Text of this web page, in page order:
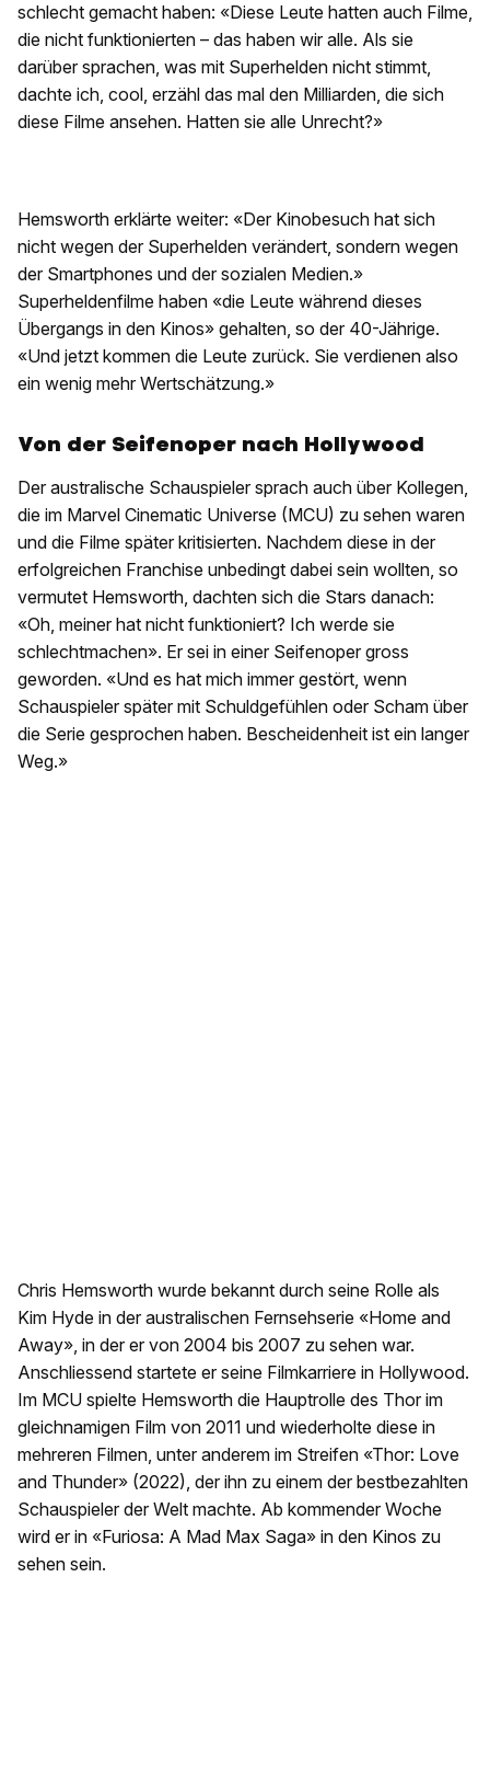
schlecht gemacht haben: «Diese Leute hatten auch Filme,
die nicht funktionierten – das haben wir alle. Als sie
darüber sprachen, was mit Superhelden nicht stimmt,
dachte ich, cool, erzähl das mal den Milliarden, die sich
diese Filme ansehen. Hatten sie alle Unrecht?»
Hemsworth erklärte weiter: «Der Kinobesuch hat sich
nicht wegen der Superhelden verändert, sondern wegen
der Smartphones und der sozialen Medien.»
Superheldenfilme haben «die Leute während dieses
Übergangs in den Kinos» gehalten, so der 40-Jährige.
«Und jetzt kommen die Leute zurück. Sie verdienen also
ein wenig mehr Wertschätzung.»
Von der Seifenoper nach Hollywood
Der australische Schauspieler sprach auch über Kollegen,
die im Marvel Cinematic Universe (MCU) zu sehen waren
und die Filme später kritisierten. Nachdem diese in der
erfolgreichen Franchise unbedingt dabei sein wollten, so
vermutet Hemsworth, dachten sich die Stars danach:
«Oh, meiner hat nicht funktioniert? Ich werde sie
schlechtmachen». Er sei in einer Seifenoper gross
geworden. «Und es hat mich immer gestört, wenn
Schauspieler später mit Schuldgefühlen oder Scham über
die Serie gesprochen haben. Bescheidenheit ist ein langer
Weg.»
Chris Hemsworth wurde bekannt durch seine Rolle als
Kim Hyde in der australischen Fernsehserie «Home and
Away», in der er von 2004 bis 2007 zu sehen war.
Anschliessend startete er seine Filmkarriere in Hollywood.
Im MCU spielte Hemsworth die Hauptrolle des Thor im
gleichnamigen Film von 2011 und wiederholte diese in
mehreren Filmen, unter anderem im Streifen «Thor: Love
and Thunder» (2022), der ihn zu einem der bestbezahlten
Schauspieler der Welt machte. Ab kommender Woche
wird er in «Furiosa: A Mad Max Saga» in den Kinos zu
sehen sein.